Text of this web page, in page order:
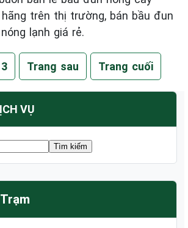
trên thị trường, bán bầu đun
lạnh giá rẻ.
3 Trang sau Trang cuối
VỤ